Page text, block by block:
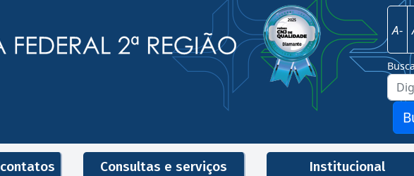
Justiça Federal - 2ª Região
Imagem
A-
Consultas e serviços Institucional